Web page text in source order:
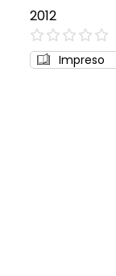
2012
0%
Impreso